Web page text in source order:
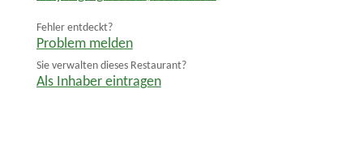
Fehler entdeckt?
Problem melden
Sie verwalten dieses Restaurant?
Als Inhaber eintragen